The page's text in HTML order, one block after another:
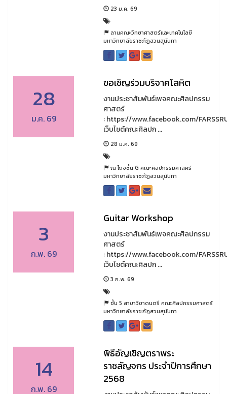
23 ม.ค. 69
ลานคณะวิทยาศาสตร์และเทคโนโลยี
มหาวิทยาลัยราชภัฏสวนสุนันทา
28
ม.ค. 69
ขอเชิญร่วมบริจาคโลหิต
งานประชาสัมพันธ์เพจคณะศิลปกรรม
ศาสตร์
: https://www.facebook.com/
เว็บไซต์คณะศิลปก ...
28 ม.ค. 69
ณ โถงชั้น G คณะศิลปกรรมศาสคร์
มหาวิทยาลัยราชภัฏสวนสุนันทา
3
ก.พ. 69
Guitar Workshop
งานประชาสัมพันธ์เพจคณะศิลปกรรม
ศาสตร์
: https://www.facebook.com/
เว็บไซต์คณะศิลปก ...
3 ก.พ. 69
ชั้น 5 สาขาวิชาดนตรี คณะศิลปกรรมศาสตร์
มหาวิทยาลัยราชภัฏสวนสุนันทา
14
ก.พ. 69
พิธีอัญเชิญตราพระ
ราชลัญจกร ประจำปีการศึกษา
2568